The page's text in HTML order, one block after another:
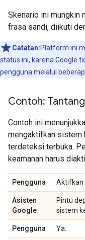
Skenario ini mungkin
frasa sandi, diikuti
Catatan:Platform ini
status ini, karena Google
pengguna melalui
Contoh:
Contoh ini
mengaktifkan sistem
terdeteksi terbuka.
keamanan harus
Pengguna Aktifkan
Asisten
Google
Pintu
sistem
Pengguna Ya.